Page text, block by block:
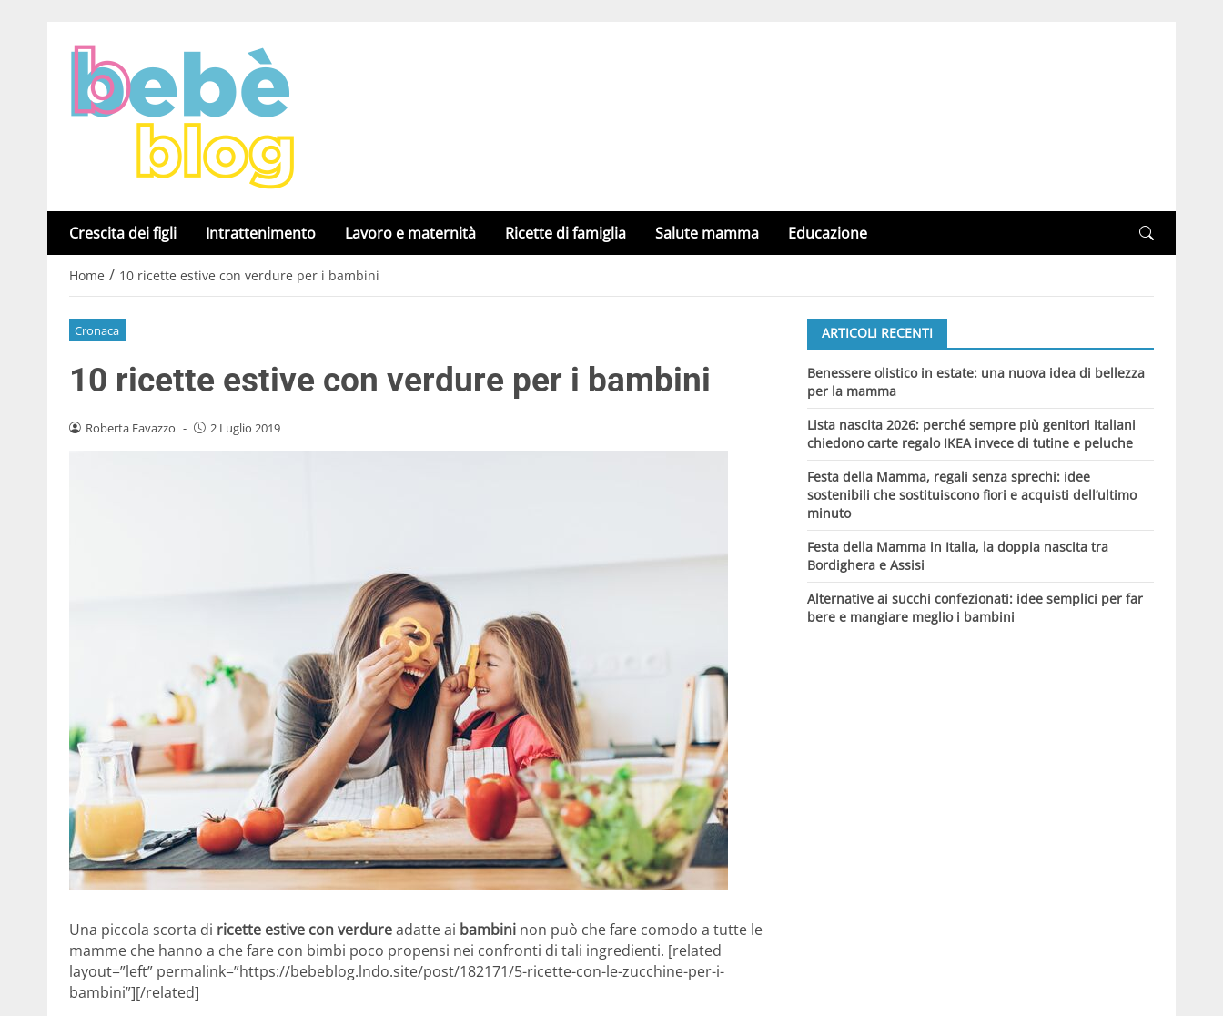
Crescita dei figli Intrattenimento Lavoro e maternità Ricette di famiglia Salute mamma Educazione
Home / 10 ricette estive con verdure per i bambini
Cronaca
10 ricette estive con verdure per i bambini
Roberta Favazzo - 2 Luglio 2019
Una piccola scorta di ricette estive con verdureadatte ai bambini non può che fare comodo a tutte le
mamme che hanno a che fare con bimbi poco propensi nei confronti di tali ingredienti. [related
layout=”left” permalink=”https://bebeblog.lndo.site/post/182171/5-ricette-con-le-zucchine-per-i-
bambini”][/related]
ARTICOLI RECENTI
Benessere olistico in estate: una nuova idea di bellezza
per la mamma
Lista nascita 2026: perché sempre più genitori italiani
chiedono carte regalo IKEA invece di tutine e peluche
Festa della Mamma, regali senza sprechi: idee
sostenibili che sostituiscono fiori e acquisti dell’ultimo
minuto
Festa della Mamma in Italia, la doppia nascita tra
Bordighera e Assisi
Alternative ai succhi confezionati: idee semplici per far
bere e mangiare meglio i bambini